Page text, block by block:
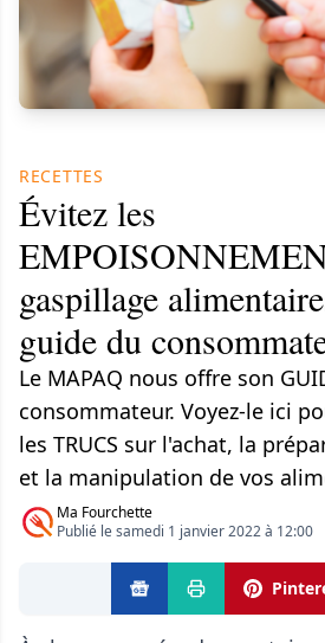
RECETTES
Évitez les
gaspillage
guide du
Le MAPAQ nous offre son
consommateur. Voyez-le ici
les TRUCS sur l'achat, la
et la manipulation de vos
Ma Fourchette
Publié le samedi 1 janvier 2022 à 12:00